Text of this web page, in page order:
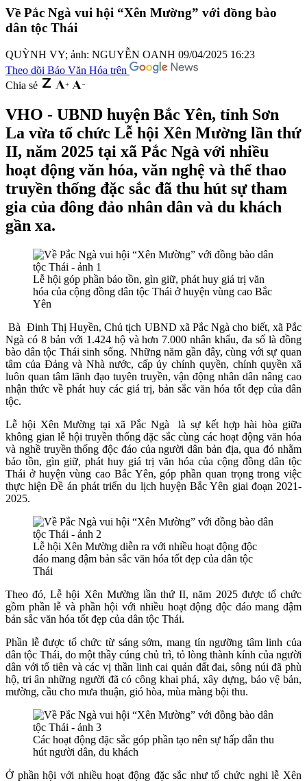
Về Pắc Ngà vui hội “Xên Mường” với đồng bào
dân tộc Thái
QUỲNH VY; ảnh: NGUYỄN OANH 09/04/2025 16:23
Theo dõi Báo Văn Hóa trên
Chia sẻ
VHO - UBND huyện Bắc Yên, tỉnh Sơn
La vừa tổ chức Lễ hội Xên Mường lần thứ
II, năm 2025 tại xã Pắc Ngà với nhiều
hoạt động văn hóa, văn nghệ và thể thao
truyền thống đặc sắc đã thu hút sự tham
gia của đông đảo nhân dân và du khách
gần xa.
Lễ hội góp phần bảo tồn, gìn giữ, phát huy giá trị văn
hóa của cộng đồng dân tộc Thái ở huyện vùng cao Bắc
Yên
Bà Đinh Thị Huyền, Chủ tịch UBND xã Pắc Ngà cho biết, xã Pắc
Ngà có 8 bản với 1.424 hộ và hơn 7.000 nhân khẩu, đa số là đồng
bào dân tộc Thái sinh sống. Những năm gần đây, cùng với sự quan
tâm của Đảng và Nhà nước, cấp ủy chính quyền, chính quyền xã
luôn quan tâm lãnh đạo tuyên truyền, vận động nhân dân nâng cao
nhận thức về phát huy các giá trị, bản sắc văn hóa tốt đẹp của dân
tộc.
Lễ hội Xên Mường tại xã Pắc Ngàlà sự kết hợp hài hòa giữa
không gian lễ hội truyền thống đặc sắc cùng các hoạt động văn hóa
và nghề truyền thống độc đáo của người dân bản địa, qua đó nhằm
bảo tồn, gìn giữ, phát huy giá trị văn hóa của cộng đồng dân tộc
Thái ở huyện vùng cao Bắc Yên, góp phần quan trọng trong việc
thực hiện Đề án phát triển du lịch huyện Bắc Yên giai đoạn 2021-
2025.
Lễ hội Xên Mường diễn ra với nhiều hoạt động độc
đáo mang đậm bản sắc văn hóa tốt đẹp của dân tộc
Thái
Theo đó, Lễ hội Xên Mường lần thứ II, năm 2025 được tổ chức
gồm phần lễ và phần hội với nhiều hoạt động độc đáo mang đậm
bản sắc văn hóa tốt đẹp của dân tộc Thái.
Phần lễ được tổ chức từ sáng sớm, mang tín ngưỡng tâm linh của
dân tộc Thái, do một thầy cúng chủ trì, tỏ lòng thành kính của người
dân với tổ tiên và các vị thần linh cai quản đất đai, sông núi đã phù
hộ, tri ân những người đã có công khai phá, xây dựng, bảo vệ bản,
mường, cầu cho mưa thuận, gió hòa, mùa màng bội thu.
Các hoạt động đặc sắc góp phần tạo nên sự hấp dẫn thu
hút người dân, du khách
Ở phần hội với nhiều hoạt động đặc sắc như tổ chức nghi lễ Xên